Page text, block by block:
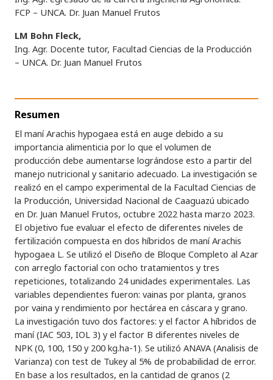
FCP – UNCA. Dr. Juan Manuel Frutos
LM Bohn Fleck,
Ing. Agr. Docente tutor, Facultad Ciencias de la Producción
– UNCA. Dr. Juan Manuel Frutos
Resumen
El maní Arachis hypogaea está en auge debido a su
importancia alimenticia por lo que el volumen de
producción debe aumentarse lográndose esto a partir del
manejo nutricional y sanitario adecuado. La investigación se
realizó en el campo experimental de la Facultad Ciencias de
la Producción, Universidad Nacional de Caaguazú ubicado
en Dr. Juan Manuel Frutos, octubre 2022 hasta marzo 2023.
El objetivo fue evaluar el efecto de diferentes niveles de
fertilización compuesta en dos híbridos de maní Arachis
hypogaea L. Se utilizó el Diseño de Bloque Completo al Azar
con arreglo factorial con ocho tratamientos y tres
repeticiones, totalizando 24 unidades experimentales. Las
variables dependientes fueron: vainas por planta, granos
por vaina y rendimiento por hectárea en cáscara y grano.
La investigación tuvo dos factores: y el factor A híbridos de
maní (IAC 503, IOL 3) y el factor B diferentes niveles de
NPK (0, 100, 150 y 200 kg.ha-1). Se utilizó ANAVA (Analisis de
Varianza) con test de Tukey al 5% de probabilidad de error.
En base a los resultados, en la cantidad de granos (2